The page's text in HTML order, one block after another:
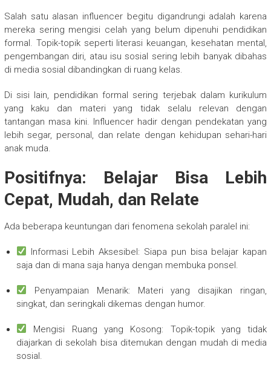
Salah satu alasan influencer begitu digandrungi adalah karena
mereka sering mengisi celah yang belum dipenuhi pendidikan
formal. Topik-topik seperti literasi keuangan, kesehatan mental,
pengembangan diri, atau isu sosial sering lebih banyak dibahas
di media sosial dibandingkan di ruang kelas.
Di sisi lain, pendidikan formal sering terjebak dalam kurikulum
yang kaku dan materi yang tidak selalu relevan dengan
tantangan masa kini. Influencer hadir dengan pendekatan yang
lebih segar, personal, dan relate dengan kehidupan sehari-hari
anak muda.
Positifnya: Belajar Bisa Lebih
Cepat, Mudah, dan Relate
Ada beberapa keuntungan dari fenomena sekolah paralel ini:
Informasi Lebih Aksesibel: Siapa pun bisa belajar kapan
saja dan di mana saja hanya dengan membuka ponsel.
Penyampaian Menarik: Materi yang disajikan ringan,
singkat, dan seringkali dikemas dengan humor.
Mengisi Ruang yang Kosong: Topik-topik yang tidak
diajarkan di sekolah bisa ditemukan dengan mudah di media
sosial.